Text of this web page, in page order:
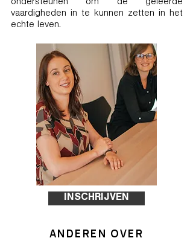
ondersteunen om de geleerde
vaardigheden in te kunnen zetten in het
echte leven.
INSCHRIJVEN
ANDEREN OVER